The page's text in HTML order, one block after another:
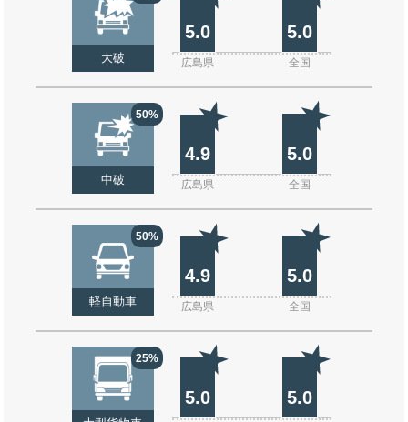
大破
5.0 5.0
広島県 全国
50%
中破
4.9 5.0
広島県 全国
50%
軽自動車
4.9 5.0
広島県 全国
25%
5.0 5.0